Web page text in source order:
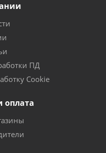
ПД
Cookie
оплата